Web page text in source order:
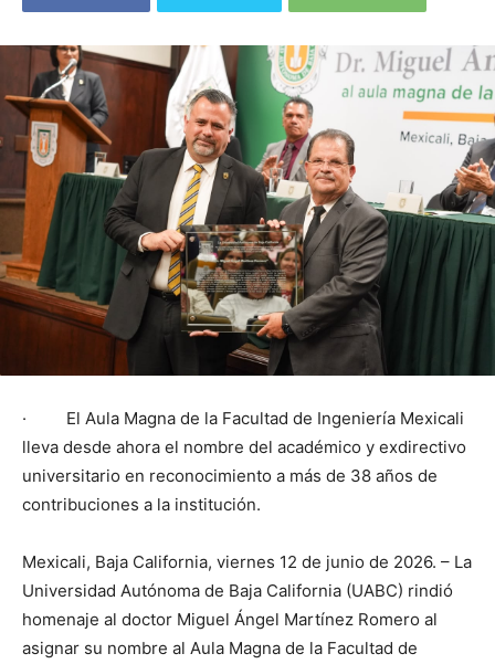
· El Aula Magna de la Facultad de Ingeniería Mexicali
lleva desde ahora el nombre del académico y exdirectivo
universitario en reconocimiento a más de 38 años de
contribuciones a la institución.
Mexicali, Baja California, viernes 12 de junio de 2026. – La
Universidad Autónoma de Baja California (UABC) rindió
homenaje al doctor Miguel Ángel Martínez Romero al
asignar su nombre al Aula Magna de la Facultad de